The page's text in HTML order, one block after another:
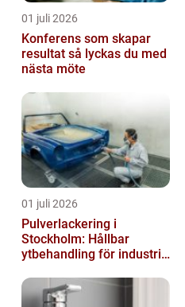
01 juli 2026
Konferens som skapar
resultat så lyckas du med
nästa möte
01 juli 2026
Pulverlackering i
Stockholm: Hållbar
ytbehandling för industri